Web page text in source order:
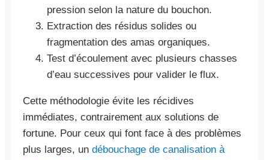
pression selon la nature du bouchon.
Extraction des résidus solides ou
fragmentation des amas organiques.
Test d’écoulement avec plusieurs chasses
d’eau successives pour valider le flux.
Cette méthodologie évite les récidives
immédiates, contrairement aux solutions de
fortune. Pour ceux qui font face à des problèmes
plus larges, un débouchage de canalisation à